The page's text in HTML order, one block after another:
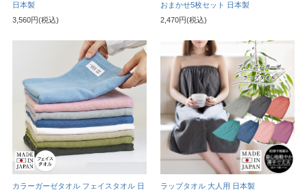
日本製
3,560円(税込)
おまかせ5枚セット 日本製
2,470円(税込)
カラーガーゼタオル フェイスタオル 日
ラップタオル 大人用 日本製